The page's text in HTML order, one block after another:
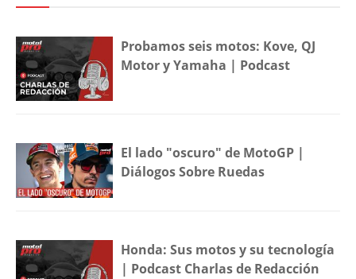
Probamos seis motos: Kove, QJ
Motor y Yamaha | Podcast
El lado "oscuro" de MotoGP |
Diálogos Sobre Ruedas
Honda: Sus motos y su tecnología
| Podcast Charlas de Redacción